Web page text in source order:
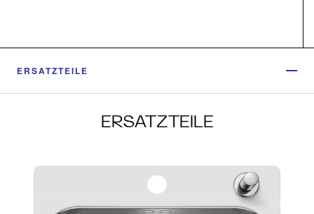
ERSATZTEILE
ERSATZTEILE